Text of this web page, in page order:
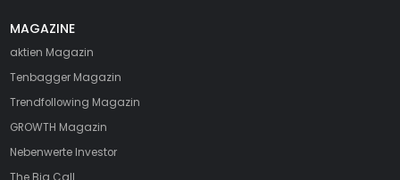
MAGAZINE
aktien Magazin
Tenbagger Magazin
Trendfollowing Magazin
GROWTH Magazin
Nebenwerte Investor
The Big Call